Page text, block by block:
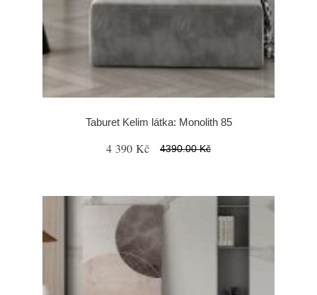
Taburet Kelim látka: Monolith 85
4 390 Kč 4390.00 Kč